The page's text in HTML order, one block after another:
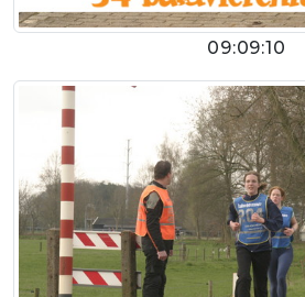
09:09:10